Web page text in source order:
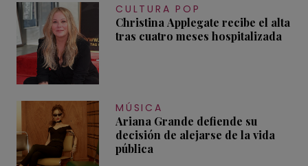
CULTURA POP
Christina Applegate recibe el alta
tras cuatro meses hospitalizada
MÚSICA
Ariana Grande defiende su
decisión de alejarse de la vida
pública